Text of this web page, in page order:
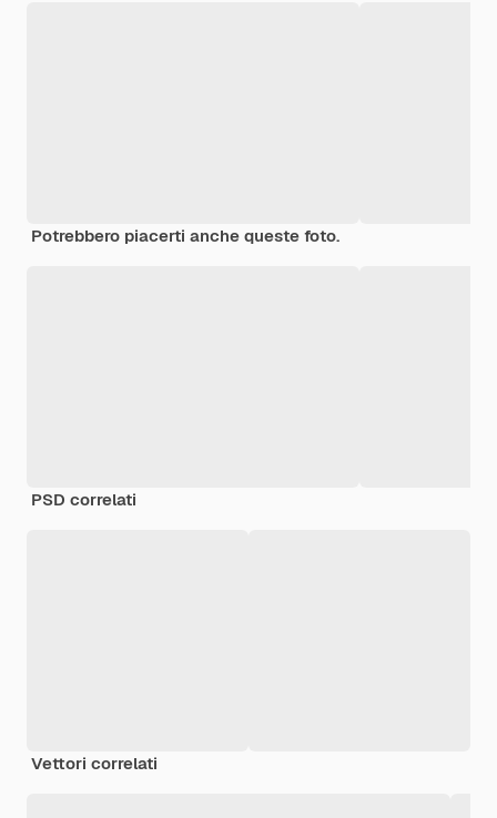
Potrebbero piacerti anche queste foto.
PSD correlati
Vettori correlati